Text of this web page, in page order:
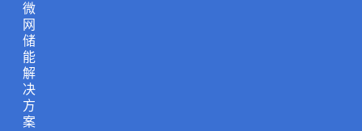
微
网
储
能
解
决
方
案